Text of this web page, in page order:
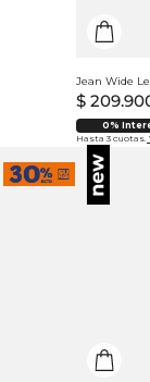
Jean Wide
$ 209.
0%
Hasta 3 cuotas.